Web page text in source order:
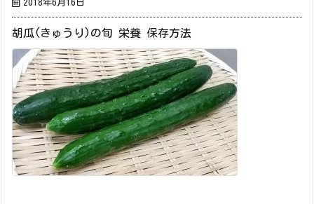
2018年6月16日
胡瓜(きゅうり)の旬 栄養 保存方法